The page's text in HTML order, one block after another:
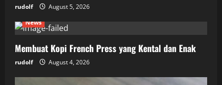
rudolf
August 5, 2026
News
Membuat Kopi French Press yang Kental dan Enak
rudolf August 4, 2026